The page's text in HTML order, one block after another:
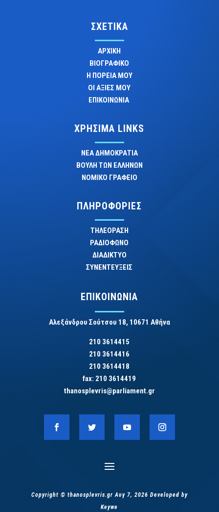
ΣΧΕΤΙΚΑ
ΑΡΧΙΚΗ
ΒΙΟΓΡΑΦΙΚΟ
Η ΠΟΡΕΙΑ ΜΟΥ
ΟΙ ΑΞΙΕΣ ΜΟΥ
ΕΠΙΚΟΙΝΩΝΙΑ
ΧΡΗΣΙΜΑ LINKS
ΝΕΑ ΔΗΜΟΚΡΑΤΙΑ
ΒΟΥΛΗ ΤΩΝ ΕΛΛΗΝΩΝ
ΝΟΜΙΚΟ ΓΡΑΦΕΙΟ
ΠΛΗΡΟΦΟΡΙΕΣ
ΤΗΛΕΟΡΑΣΗ
ΡΑΔΙΟΦΩΝΟ
ΔΙΑΔΙΚΤΥΟ
ΣΥΝΕΝΤΕΥΞΕΙΣ
ΕΠΙΚΟΙΝΩΝΙΑ
Αλεξάνδρου Σούτσου 18, 10671 Αθήνα
210 3614415
210 3614416
210 3614418
fax: 210 3614419
thanosplevris@parliament.gr
Copyright © thanosplevris.gr Αυγ 7, 2026 Developed by
Keywe